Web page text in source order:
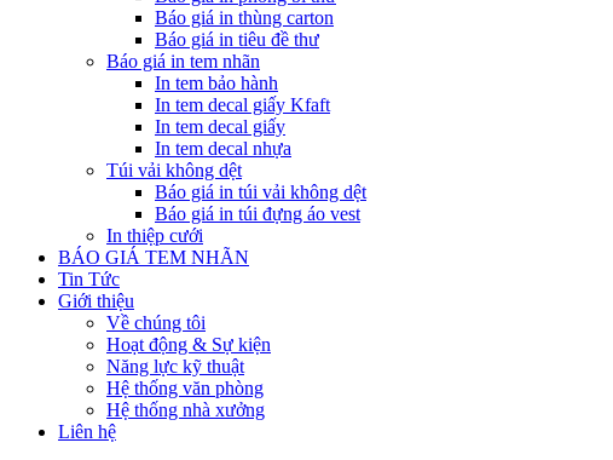
Báo giá in thùng carton
Báo giá in tiêu đề thư
Báo giá in tem nhãn
In tem bảo hành
In tem decal giấy Kfaft
In tem decal giấy
In tem decal nhựa
Túi vải không dệt
Báo giá in túi vải không dệt
Báo giá in túi đựng áo vest
In thiệp cưới
BÁO GIÁ TEM NHÃN
Tin Tức
Giới thiệu
Về chúng tôi
Hoạt động & Sự kiện
Năng lực kỹ thuật
Hệ thống văn phòng
Hệ thống nhà xưởng
Liên hệ